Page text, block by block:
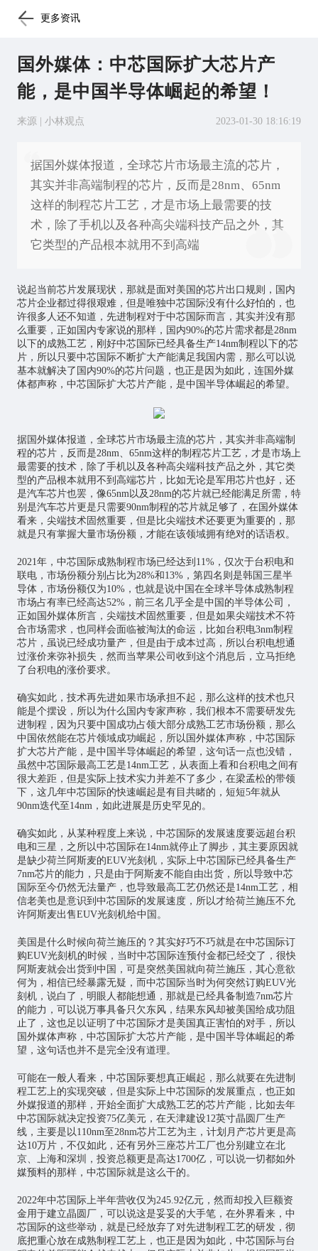
更多资讯
国外媒体：中芯国际扩大芯片产
能，是中国半导体崛起的希望！
来源 | 小林观点 2023-01-30 18:16:19
据国外媒体报道，全球芯片市场最主流的芯片，
其实并非高端制程的芯片，反而是28nm、65nm
这样的制程芯片工艺，才是市场上最需要的技
术，除了手机以及各种高尖端科技产品之外，其
它类型的产品根本就用不到高端
说起当前芯片发展现状，那就是面对美国的芯片出口规则，国内
芯片企业都过得很艰难，但是唯独中芯国际没有什么好怕的，也
许很多人还不知道，先进制程对于中芯国际而言，其实并没有那
么重要，正如国内专家说的那样，国内90%的芯片需求都是28nm
以下的成熟工艺，刚好中芯国际已经具备生产14nm制程以下的芯
片，所以只要中芯国际不断扩大产能满足我国内需，那么可以说
基本就解决了国内90%的芯片问题，也正是因为如此，连国外媒
体都声称，中芯国际扩大芯片产能，是中国半导体崛起的希望。
据国外媒体报道，全球芯片市场最主流的芯片，其实并非高端制
程的芯片，反而是28nm、65nm这样的制程芯片工艺，才是市场上
最需要的技术，除了手机以及各种高尖端科技产品之外，其它类
型的产品根本就用不到高端芯片，比如无论是军用芯片也好，还
是汽车芯片也罢，像65nm以及28nm的芯片就已经能满足所需，特
别是汽车芯片更是只需要90nm制程的芯片就足够了，在国外媒体
看来，尖端技术固然重要，但是比尖端技术还要更为重要的，那
就是只有掌握大量市场份额，才能在该领域拥有绝对的话语权。
2021年，中芯国际成熟制程市场已经达到11%，仅次于台积电和
联电，市场份额分别占比为28%和13%，第四名则是韩国三星半
导体，市场份额仅为10%，也就是说中国在全球半导体成熟制程
市场占有率已经高达52%，前三名几乎全是中国的半导体公司，
正如国外媒体所言，尖端技术固然重要，但是如果尖端技术不符
合市场需求，也同样会面临被淘汰的命运，比如台积电3nm制程
芯片，虽说已经成功量产，但是由于成本过高，所以台积电想通
过涨价来弥补损失，然而当苹果公司收到这个消息后，立马拒绝
了台积电的涨价要求。
确实如此，技术再先进如果市场承担不起，那么这样的技术也只
能是个摆设，所以为什么国内专家声称，我们根本不需要研发先
进制程，因为只要中国成功占领大部分成熟工艺市场份额，那么
中国依然能在芯片领域成功崛起，所以国外媒体声称，中芯国际
扩大芯片产能，是中国半导体崛起的希望，这句话一点也没错，
虽然中芯国际最高工艺是14nm工艺，从表面上看和台积电之间有
很大差距，但是实际上技术实力并差不了多少，在梁孟松的带领
下，这几年中芯国际的快速崛起是有目共睹的，短短5年就从
90nm迭代至14nm，如此进展是历史罕见的。
确实如此，从某种程度上来说，中芯国际的发展速度要远超台积
电和三星，之所以中芯国际在14nm就停止了脚步，其主要原因就
是缺少荷兰阿斯麦的EUV光刻机，实际上中芯国际已经具备生产
7nm芯片的能力，只是由于阿斯麦不能自由出货，所以导致中芯
国际至今仍然无法量产，也导致最高工艺仍然还是14nm工艺，相
信老美也是意识到中芯国际的发展速度，所以才给荷兰施压不允
许阿斯麦出售EUV光刻机给中国。
美国是什么时候向荷兰施压的？其实好巧不巧就是在中芯国际订
购EUV光刻机的时候，当时中芯国际连预付金都已经交了，很快
阿斯麦就会出货到中国，可是突然美国就向荷兰施压，其心意欲
何为，相信已经暴露无疑，而中芯国际当时为何突然订购EUV光
刻机，说白了，明眼人都能想通，那就是已经具备制造7nm芯片
的能力，可以说万事具备只欠东风，结果东风却被美国给成功阻
止了，这也足以证明了中芯国际才是美国真正害怕的对手，所以
国外媒体声称，中芯国际扩大芯片产能，是中国半导体崛起的希
望，这句话也并不是完全没有道理。
可能在一般人看来，中芯国际要想真正崛起，那么就要在先进制
程工艺上的实现突破，但是实际上中芯国际的发展重点，也正如
外媒报道的那样，开始全面扩大成熟工艺的芯片产能，比如去年
中芯国际就决定投资75亿美元，在天津建设12英寸晶圆厂生产
线，主要是以110nm至28nm芯片工艺为主，计划月产芯片更是高
达10万片，不仅如此，还有另外三座芯片工厂也分别建立在北
京、上海和深圳，投资总额更是高达1700亿，可以说一切都如外
媒预料的那样，中芯国际就是这么干的。
2022年中芯国际上半年营收仅为245.92亿元，然而却投入巨额资
金用于建立晶圆厂，可以说这是妥妥的大手笔，在外界看来，中
芯国际的这些举动，就是已经放弃了对先进制程工艺的研发，彻
底把重心放在成熟制程工艺上，也正是因为如此，中芯国际与台